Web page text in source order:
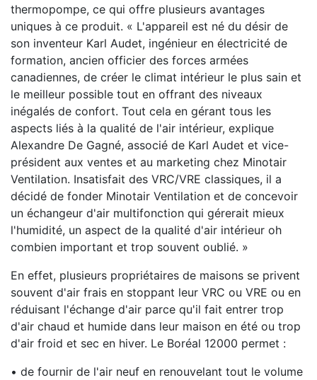
thermopompe, ce qui offre plusieurs avantages
uniques à ce produit. « L'appareil est né du désir de
son inventeur Karl Audet, ingénieur en électricité de
formation, ancien officier des forces armées
canadiennes, de créer le climat intérieur le plus sain et
le meilleur possible tout en offrant des niveaux
inégalés de confort. Tout cela en gérant tous les
aspects liés à la qualité de l'air intérieur, explique
Alexandre De Gagné, associé de Karl Audet et vice-
président aux ventes et au marketing chez Minotair
Ventilation. Insatisfait des VRC/VRE classiques, il a
décidé de fonder Minotair Ventilation et de concevoir
un échangeur d'air multifonction qui gérerait mieux
l'humidité, un aspect de la qualité d'air intérieur oh
combien important et trop souvent oublié. »
En effet, plusieurs propriétaires de maisons se privent
souvent d'air frais en stoppant leur VRC ou VRE ou en
réduisant l'échange d'air parce qu'il fait entrer trop
d'air chaud et humide dans leur maison en été ou trop
d'air froid et sec en hiver. Le Boréal 12000 permet :
• de fournir de l'air neuf en renouvelant tout le volume